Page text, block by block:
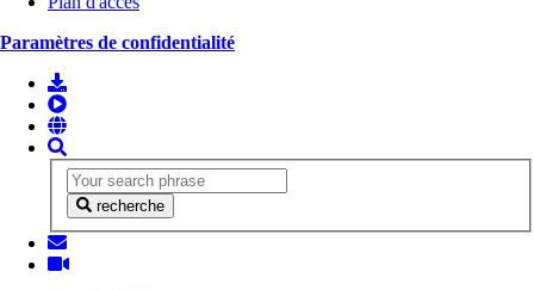
Paramètres de confidentialité
recherche